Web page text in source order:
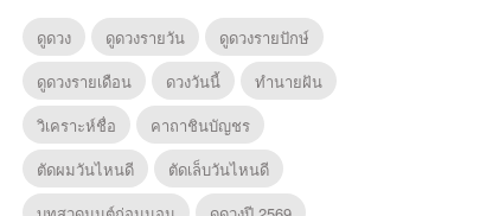
ดูดวง ดูดวงรายวัน
ดูดวงรายปักษ์
ดูดวงรายเดือน
ดวงวันนี้
ทํานายฝัน
วิเคราะห์ชื่อ
คาถาชินบัญชร
ตัดผมวันไหนดี
ตัดเล็บวันไหนดี